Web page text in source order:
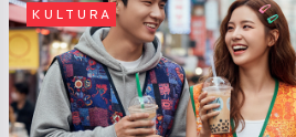
KULTURA